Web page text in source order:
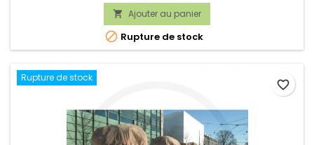
 Ajouter au panier
 Rupture de stock
Rupture de stock
favorite_border